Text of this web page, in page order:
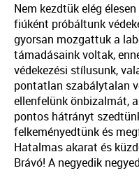
Nem kezdtük elég
fiúként próbáltunk
gyorsan mozgattuk a
támadásaink voltak,
védekezési stílusunk,
pontatlan szabálytalan
ellenfelünk önbizalmát,
pontos hátrányt
felkeményedtünk és
Hatalmas akarat és
Brávó! A negyedik